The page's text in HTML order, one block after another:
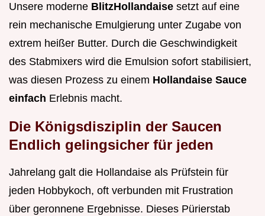
Unsere moderne BlitzHollandaise setzt auf eine
rein mechanische Emulgierung unter Zugabe von
extrem heißer Butter. Durch die Geschwindigkeit
des Stabmixers wird die Emulsion sofort stabilisiert,
was diesen Prozess zu einem Hollandaise Sauce
einfach Erlebnis macht.
Die Königsdisziplin der Saucen
Endlich gelingsicher für jeden
Jahrelang galt die Hollandaise als Prüfstein für
jeden Hobbykoch, oft verbunden mit Frustration
über geronnene Ergebnisse. Dieses Pürierstab